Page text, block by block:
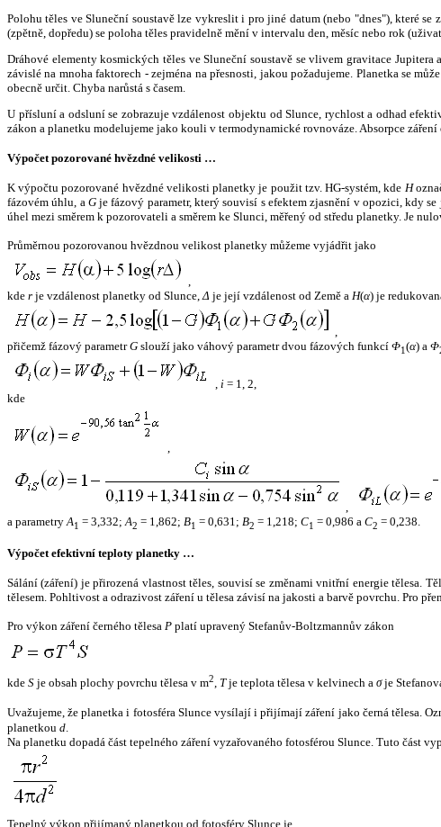
Polohu těles ve Sluneční soustavě lze vykreslit i pro jiné datum (nebo "dnes"), které
(zpětně, dopředu) se poloha těles pravidelně mění v intervalu den, měsíc nebo rok
Dráhové elementy kosmických těles ve Sluneční soustavě se vlivem gravitace
závislé na mnoha faktorech - zejména na přesnosti, jakou požadujeme. Planetka se
obecně určit. Chyba narůstá s časem.
U přísluní a odsluní se zobrazuje vzdálenost objektu od Slunce, rychlost a odhad
zákon a planetku modelujeme jako kouli v termodynamické rovnováze. Absorpce
Výpočet pozorované hvězdné velikosti …
K výpočtu pozorované hvězdné velikosti planetky je použit tzv. HG-systém, kde H
fázovém úhlu, a Gje fázový parametr, který souvisí s efektem zjasnění v opozici, kdy
úhel mezi směrem k pozorovateli a směrem ke Slunci, měřený od středu planetky. Je
Průměrnou pozorovanou hvězdnou velikost planetky můžeme vyjádřit jako
,
kde r je vzdálenost planetky od Slunce,Δ je její vzdálenost od Země a H(α) je
,
přičemž fázový parametrG slouží jako váhový parametr dvou fázových funkcí Φ1(α) a Φ
, i = 1, 2,
kde
,
,
a parametryA1 = 3,332;A2 = 1,862; B1 = 0,631; B2 = 1,218; C1 = 0,986 a C2 = 0,238.
Výpočet efektivní teploty planetky …
Sálání (záření) je přirozená vlastnost těles, souvisí se změnami vnitřní energie tělesa.
tělesem. Pohltivost a odrazivost záření u tělesa závisí na jakosti a barvě povrchu. Pro
Pro výkon záření černého tělesa P platí upravený Stefanův-Boltzmannův zákon
kde S je obsah plochy povrchu tělesa v m2, Tje teplota tělesa v kelvinech a σje
Uvažujeme, že planetka i fotosféra Slunce vysílají i přijímají záření jako černá tělesa.
planetkou d.
Na planetku dopadá část tepelného záření vyzařovaného fotosférou Slunce. Tuto část
Tepelný výkon přijímaný planetkou od fotosféry Slunce je